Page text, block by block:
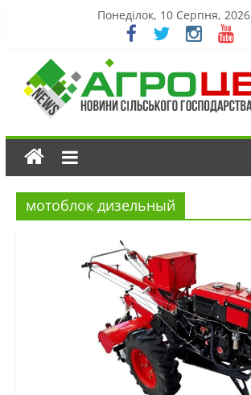
Понеділок, 10 Серпня, 2026
мотоблок дизельный